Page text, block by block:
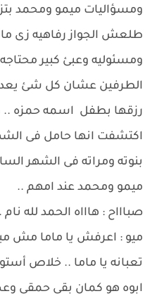
ومسؤاليات ميمو ومحمد
طلعش الجواز رفاهيه زى ما
ومسئوليه وعبئ كبير
الطرفين عشان كل شئ
رزقها بطفل اسمه حمزه ..
اكتشفت انها حامل فى
بنوته ومراته فى الشهر
ميمو ومحمد عند امهم ..
صباااح : هاااه الحمد لله
ميو : اعرفش يا ماما مش
تعبانه يا ماما .. خلاص
ابوه هو كمان بقى حمقى